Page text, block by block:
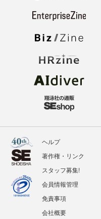
ヘルプ
著作権・リンク
スタッフ募集!
会員情報管理
免責事項
会社概要